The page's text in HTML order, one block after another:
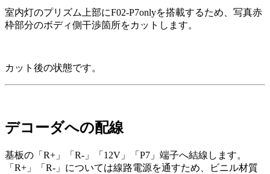
室内灯のプリズム上部にF02-P7onlyを搭載するため、写真赤
枠部分のボディ側干渉箇所をカットします。
カット後の状態です。
デコーダへの配線
基板の「R+」「R-」「12V」「P7」端子へ結線します。
「R+」「R-」については線路電源を通すため、ビニル材質